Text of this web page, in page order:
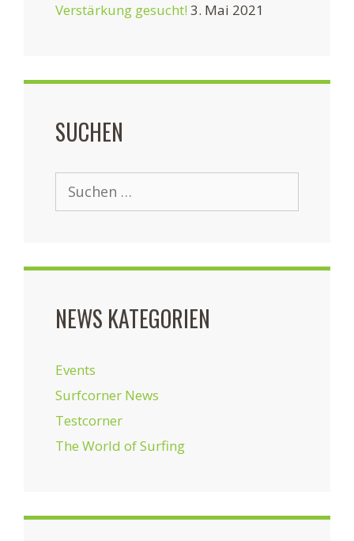
Verstärkung gesucht! 3. Mai 2021
SUCHEN
Suchen
NEWS KATEGORIEN
Events
Surfcorner News
Testcorner
The World of Surfing